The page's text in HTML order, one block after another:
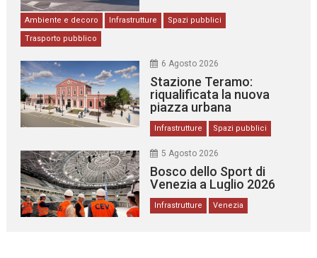
Ambiente e decoro Infrastrutture
Spazi pubblici
Trasporto pubblico
6 Agosto 2026
Stazione Teramo:
riqualificata la nuova
piazza urbana
Infrastrutture Spazi pubblici
5 Agosto 2026
Bosco dello Sport di
Venezia a Luglio 2026
Infrastrutture Venezia